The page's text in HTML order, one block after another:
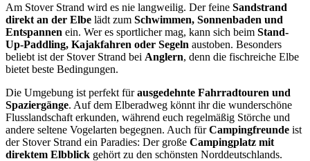
Am Stover Strand wird es nie langweilig. Der feine Sandstrand
direkt an der Elbe lädt zum Schwimmen, Sonnenbaden und
Entspannen ein. Wer es sportlicher mag, kann sich beim Stand-
Up-Paddling, Kajakfahren oder Segeln austoben. Besonders
beliebt ist der Stover Strand bei Anglern, denn die fischreiche Elbe
bietet beste Bedingungen.
Die Umgebung ist perfekt fürausgedehnte Fahrradtouren und
Spaziergänge. Auf dem Elberadweg könnt ihr die wunderschöne
Flusslandschaft erkunden, während euch regelmäßig Störche und
andere seltene Vogelarten begegnen. Auch fürCampingfreunde ist
der Stover Strand ein Paradies: Der große Campingplatz mit
direktem Elbblick gehört zu den schönsten Norddeutschlands.